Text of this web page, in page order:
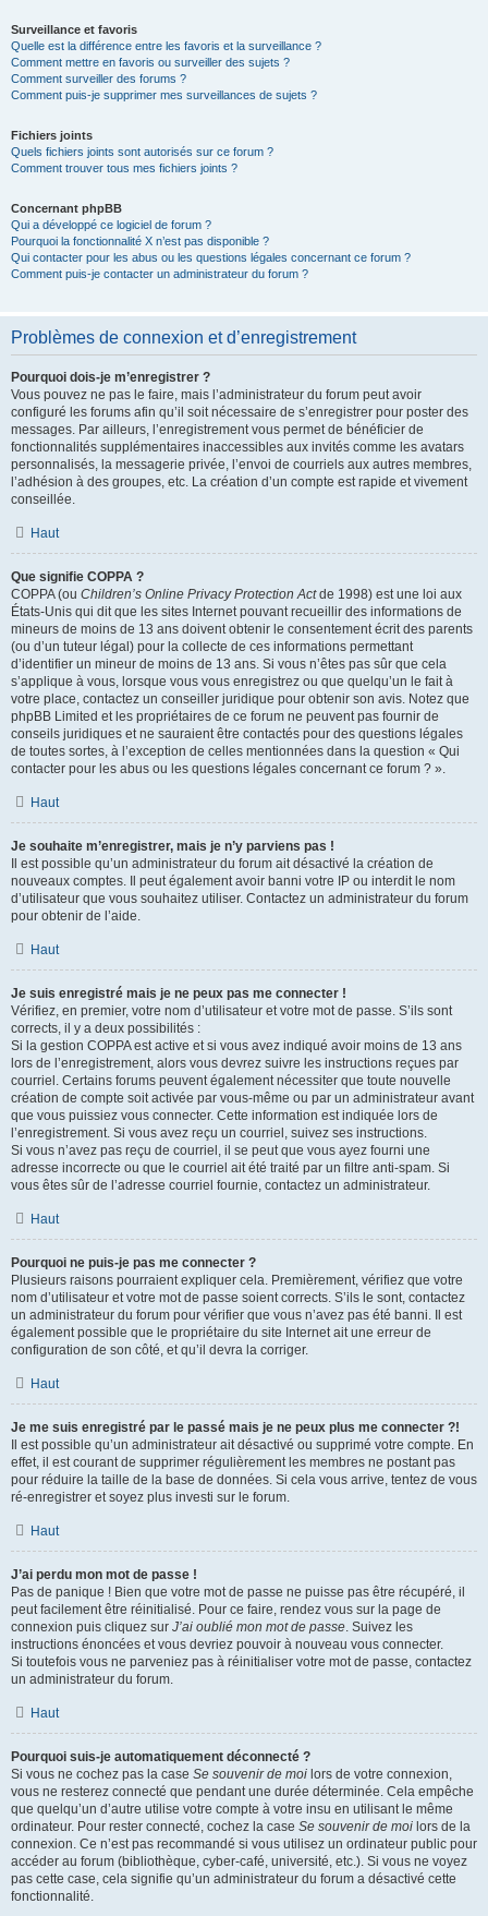
Surveillance et favoris
Quelle est la différence entre les favoris et la surveillance ?
Comment mettre en favoris ou surveiller des sujets ?
Comment surveiller des forums ?
Comment puis-je supprimer mes surveillances de sujets ?
Fichiers joints
Quels fichiers joints sont autorisés sur ce forum ?
Comment trouver tous mes fichiers joints ?
Concernant phpBB
Qui a développé ce logiciel de forum ?
Pourquoi la fonctionnalité X n’est pas disponible ?
Qui contacter pour les abus ou les questions légales concernant ce forum ?
Comment puis-je contacter un administrateur du forum ?
Problèmes de connexion et d’enregistrement
Pourquoi dois-je m’enregistrer ?
Vous pouvez ne pas le faire, mais l’administrateur du forum peut avoir
configuré les forums afin qu’il soit nécessaire de s’enregistrer pour poster des
messages. Par ailleurs, l’enregistrement vous permet de bénéficier de
fonctionnalités supplémentaires inaccessibles aux invités comme les avatars
personnalisés, la messagerie privée, l’envoi de courriels aux autres membres,
l’adhésion à des groupes, etc. La création d’un compte est rapide et vivement
conseillée.
Haut
Que signifie COPPA ?
COPPA (ou Children’s Online Privacy Protection Actde 1998) est une loi aux
États-Unis qui dit que les sites Internet pouvant recueillir des informations de
mineurs de moins de 13 ans doivent obtenir le consentement écrit des parents
(ou d’un tuteur légal) pour la collecte de ces informations permettant
d’identifier un mineur de moins de 13 ans. Si vous n’êtes pas sûr que cela
s’applique à vous, lorsque vous vous enregistrez ou que quelqu’un le fait à
votre place, contactez un conseiller juridique pour obtenir son avis. Notez que
phpBB Limited et les propriétaires de ce forum ne peuvent pas fournir de
conseils juridiques et ne sauraient être contactés pour des questions légales
de toutes sortes, à l’exception de celles mentionnées dans la question « Qui
contacter pour les abus ou les questions légales concernant ce forum ? ».
Haut
Je souhaite m’enregistrer, mais je n’y parviens pas !
Il est possible qu’un administrateur du forum ait désactivé la création de
nouveaux comptes. Il peut également avoir banni votre IP ou interdit le nom
d’utilisateur que vous souhaitez utiliser. Contactez un administrateur du forum
pour obtenir de l’aide.
Haut
Je suis enregistré mais je ne peux pas me connecter !
Vérifiez, en premier, votre nom d’utilisateur et votre mot de passe. S’ils sont
corrects, il y a deux possibilités :
Si la gestion COPPA est active et si vous avez indiqué avoir moins de 13 ans
lors de l’enregistrement, alors vous devrez suivre les instructions reçues par
courriel. Certains forums peuvent également nécessiter que toute nouvelle
création de compte soit activée par vous-même ou par un administrateur avant
que vous puissiez vous connecter. Cette information est indiquée lors de
l’enregistrement. Si vous avez reçu un courriel, suivez ses instructions.
Si vous n’avez pas reçu de courriel, il se peut que vous ayez fourni une
adresse incorrecte ou que le courriel ait été traité par un filtre anti-spam. Si
vous êtes sûr de l’adresse courriel fournie, contactez un administrateur.
Haut
Pourquoi ne puis-je pas me connecter ?
Plusieurs raisons pourraient expliquer cela. Premièrement, vérifiez que votre
nom d’utilisateur et votre mot de passe soient corrects. S’ils le sont, contactez
un administrateur du forum pour vérifier que vous n’avez pas été banni. Il est
également possible que le propriétaire du site Internet ait une erreur de
configuration de son côté, et qu’il devra la corriger.
Haut
Je me suis enregistré par le passé mais je ne peux plus me connecter ?!
Il est possible qu’un administrateur ait désactivé ou supprimé votre compte. En
effet, il est courant de supprimer régulièrement les membres ne postant pas
pour réduire la taille de la base de données. Si cela vous arrive, tentez de vous
ré-enregistrer et soyez plus investi sur le forum.
Haut
J’ai perdu mon mot de passe !
Pas de panique ! Bien que votre mot de passe ne puisse pas être récupéré, il
peut facilement être réinitialisé. Pour ce faire, rendez vous sur la page de
connexion puis cliquez sur J’ai oublié mon mot de passe. Suivez les
instructions énoncées et vous devriez pouvoir à nouveau vous connecter.
Si toutefois vous ne parveniez pas à réinitialiser votre mot de passe, contactez
un administrateur du forum.
Haut
Pourquoi suis-je automatiquement déconnecté ?
Si vous ne cochez pas la case Se souvenir de moi lors de votre connexion,
vous ne resterez connecté que pendant une durée déterminée. Cela empêche
que quelqu’un d’autre utilise votre compte à votre insu en utilisant le même
ordinateur. Pour rester connecté, cochez la case Se souvenir de moi lors de la
connexion. Ce n’est pas recommandé si vous utilisez un ordinateur public pour
accéder au forum (bibliothèque, cyber-café, université, etc.). Si vous ne voyez
pas cette case, cela signifie qu’un administrateur du forum a désactivé cette
fonctionnalité.